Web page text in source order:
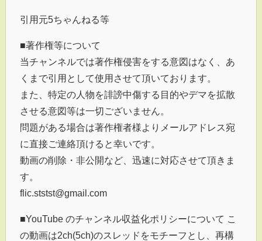
引用元5ちゃんねる等
■著作権等について
当チャンネルでは著作権侵害をする意図はなく、あ
くまで引用として使用させて頂いております。
また、特定の人物を誹謗中傷する目的やデマを拡散
させる意図等は一切ございません。
問題がある場合は著作権者様よりメールアドレス宛
に直接ご連絡頂けると幸いです。
動画の削除・非公開など、迅速に対応させて頂きま
す。
flic.ststst@gmail.com
■YouTube のチャンネル収益化ポリシーについて こ
の動画は2ch(5ch)のスレッドをモチーフとし、再構